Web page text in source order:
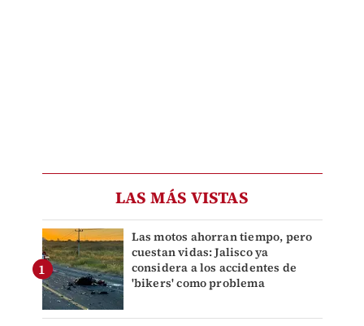
LAS MÁS VISTAS
Las motos ahorran tiempo, pero
cuestan vidas: Jalisco ya
considera a los accidentes de
'bikers' como problema